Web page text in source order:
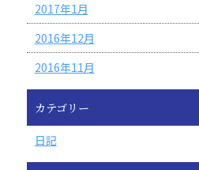
2017年1月
2016年12月
2016年11月
カテゴリー
日記